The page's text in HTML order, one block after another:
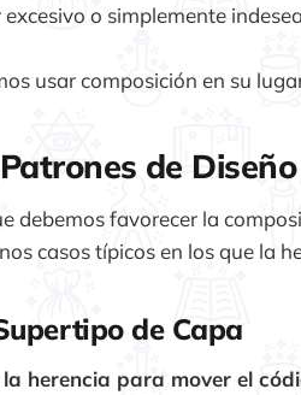
o simplemente
usar composición en su
de Diseño
debemos favorecer la
casos típicos en los que la
de Capa
herencia para mover el